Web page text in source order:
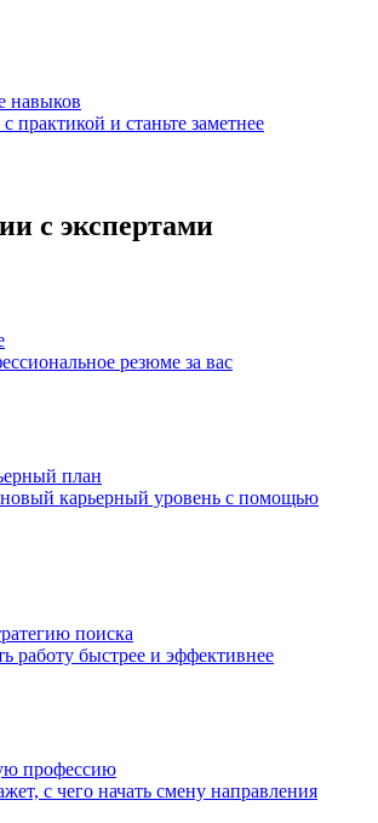
навыков
практикой и станьте заметнее
с экспертами
резюме за вас
план
карьерный уровень с помощью
поиска
работу быстрее и эффективнее
профессию
с чего начать смену направления